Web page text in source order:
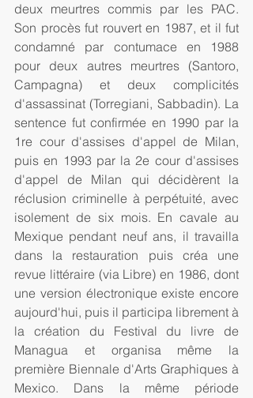
deux meurtres commis par les PAC.
Son procès fut rouvert en 1987, et il fut
condamné par contumace en 1988
pour deux autres meurtres (Santoro,
Campagna) et deux complicités
d'assassinat (Torregiani, Sabbadin). La
sentence fut confirmée en 1990 par la
1re cour d'assises d'appel de Milan,
puis en 1993 par la 2e cour d'assises
d'appel de Milan qui décidèrent la
réclusion criminelle à perpétuité, avec
isolement de six mois. En cavale au
Mexique pendant neuf ans, il travailla
dans la restauration puis créa une
revue littéraire (via Libre) en 1986, dont
une version électronique existe encore
aujourd'hui, puis il participa librement à
la création du Festival du livre de
Managua et organisa même la
première Biennale d'Arts Graphiques à
Mexico. Dans la même période